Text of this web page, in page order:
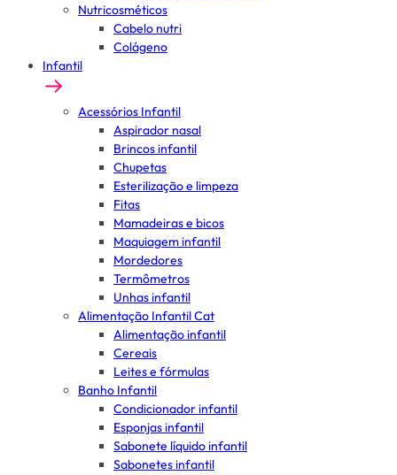
Nutricosméticos
Cabelo nutri
Colágeno
Infantil
Acessórios Infantil
Aspirador nasal
Brincos infantil
Chupetas
Esterilização e limpeza
Fitas
Mamadeiras e bicos
Maquiagem infantil
Mordedores
Termômetros
Unhas infantil
Alimentação Infantil Cat
Alimentação infantil
Cereais
Leites e fórmulas
Banho Infantil
Condicionador infantil
Esponjas infantil
Sabonete líquido infantil
Sabonetes infantil